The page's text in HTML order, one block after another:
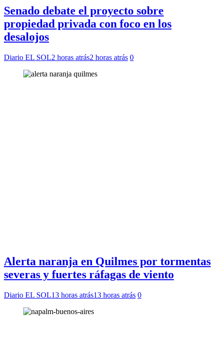
Senado debate el proyecto sobre
propiedad privada con foco en los
desalojos
Diario EL SOL2 horas atrás2 horas atrás 0
Alerta naranja en Quilmes por tormentas
severas y fuertes ráfagas de viento
Diario EL SOL13 horas atrás13 horas atrás 0